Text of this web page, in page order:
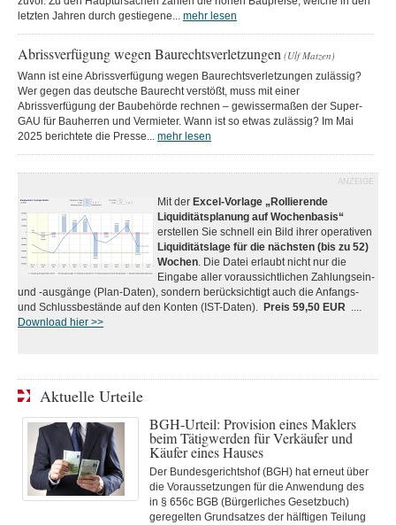
letzten Jahren durch gestiegene... mehr lesen
Abrissverfügung wegen Baurechtsverletzungen (Ulf Matzen)
Wann ist eine Abrissverfügung wegen Baurechtsverletzungen zulässig?
Wer gegen das deutsche Baurecht verstößt, muss mit einer
Abrissverfügung der Baubehörde rechnen – gewissermaßen der Super-
GAU für Bauherren und Vermieter. Wann ist so etwas zulässig? Im Mai
2025 berichtete die Presse... mehr lesen
ANZEIGE
Mit der Excel-Vorlage „Rollierende
Liquiditätsplanung auf Wochenbasis“
erstellen Sie schnell ein Bild ihrer operativen
Liquiditätslage für die nächsten (bis zu 52)
Wochen. Die Datei erlaubt nicht nur die
Eingabe aller voraussichtlichen Zahlungsein-
und -ausgänge (Plan-Daten), sondern berücksichtigt auch die Anfangs-
und Schlussbestände auf den Konten (IST-Daten). Preis 59,50 EUR ....
Download hier >>
Aktuelle Urteile
BGH-Urteil: Provision eines Maklers
beim Tätigwerden für Verkäufer und
Käufer eines Hauses
Der Bundesgerichtshof (BGH) hat erneut über
die Voraussetzungen für die Anwendung des
in § 656c BGB (Bürgerliches Gesetzbuch)
geregelten Grundsatzes der hälftigen Teilung